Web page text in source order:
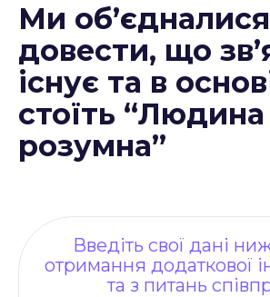
Ми
довести, що
існує та в
стоїть “Людина
розумна”
Введіть свої дані
отримання додаткової
та з питань